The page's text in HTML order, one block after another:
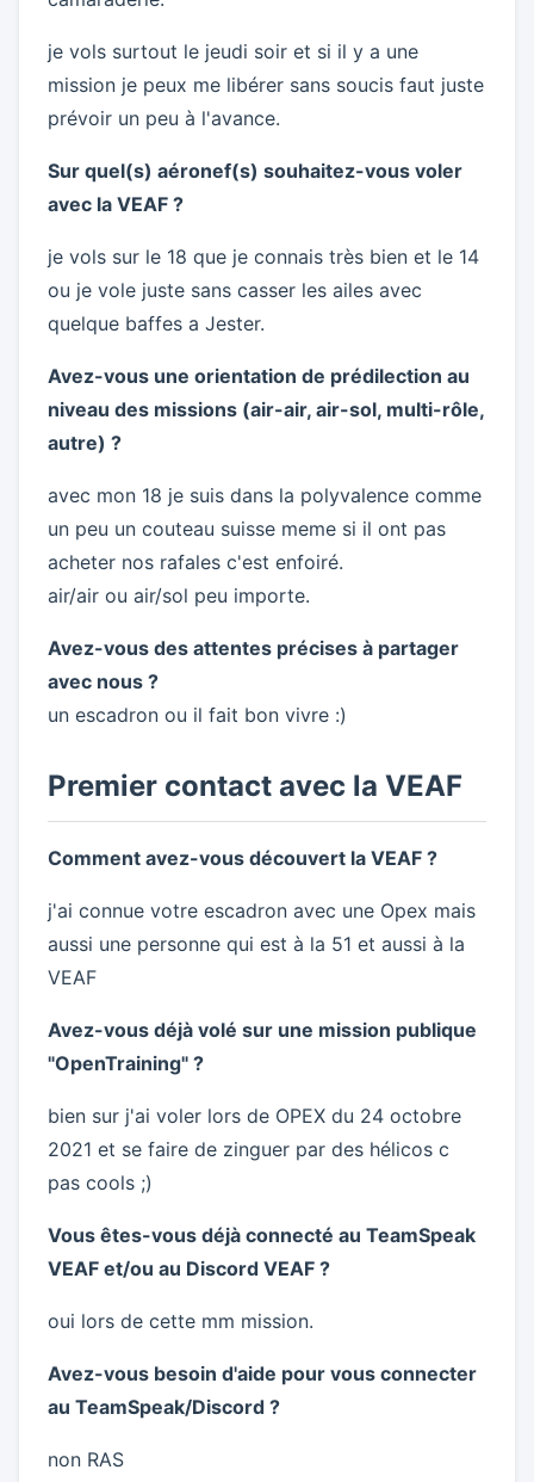
je vols surtout le jeudi soir et si il y a une
mission je peux me libérer sans soucis faut juste
prévoir un peu à l'avance.
Sur quel(s) aéronef(s) souhaitez-vous voler
avec la VEAF ?
je vols sur le 18 que je connais très bien et le 14
ou je vole juste sans casser les ailes avec
quelque baffes a Jester.
Avez-vous une orientation de prédilection au
niveau des missions (air-air, air-sol, multi-rôle,
autre) ?
avec mon 18 je suis dans la polyvalence comme
un peu un couteau suisse meme si il ont pas
acheter nos rafales c'est enfoiré.
air/air ou air/sol peu importe.
Avez-vous des attentes précises à partager
avec nous ?
un escadron ou il fait bon vivre :)
Premier contact avec la VEAF
Comment avez-vous découvert la VEAF ?
j'ai connue votre escadron avec une Opex mais
aussi une personne qui est à la 51 et aussi à la
VEAF
Avez-vous déjà volé sur une mission publique
"OpenTraining" ?
bien sur j'ai voler lors de OPEX du 24 octobre
2021 et se faire de zinguer par des hélicos c
pas cools ;)
Vous êtes-vous déjà connecté au TeamSpeak
VEAF et/ou au Discord VEAF ?
oui lors de cette mm mission.
Avez-vous besoin d'aide pour vous connecter
au TeamSpeak/Discord ?
non RAS